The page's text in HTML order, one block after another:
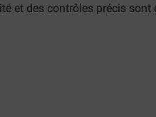
et des contrôles précis sont